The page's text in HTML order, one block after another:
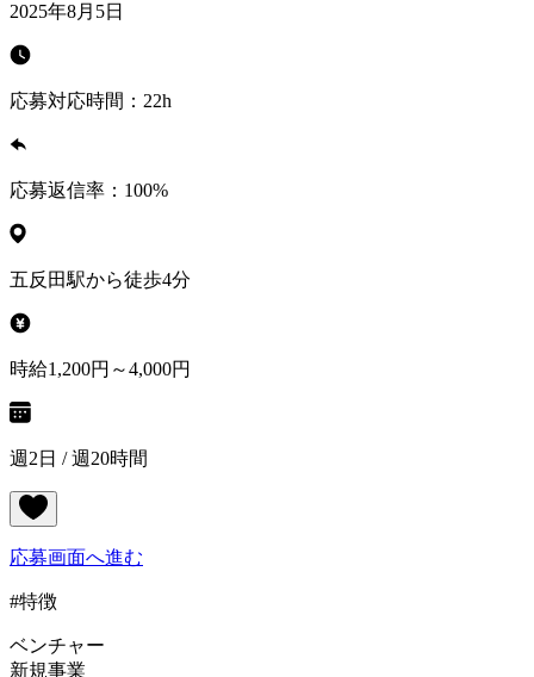
2025年8月5日
応募対応時間： 22h
応募返信率： 100%
五反田駅から徒歩4分
時給1,200円～4,000円
週2日 / 週20時間
応募画面へ進む
#特徴
ベンチャー
新規事業